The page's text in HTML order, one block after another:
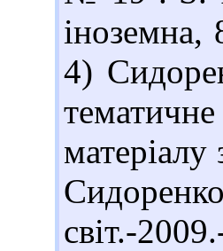
іноземна,
4)
світ.-